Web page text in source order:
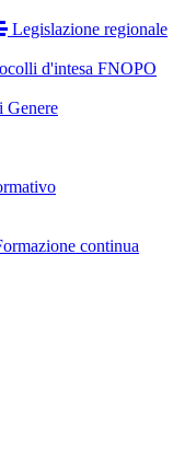
Legislazione regionale
d'intesa FNOPO
Genere
continua